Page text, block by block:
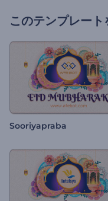
このテンプレー
Sooriyapraba